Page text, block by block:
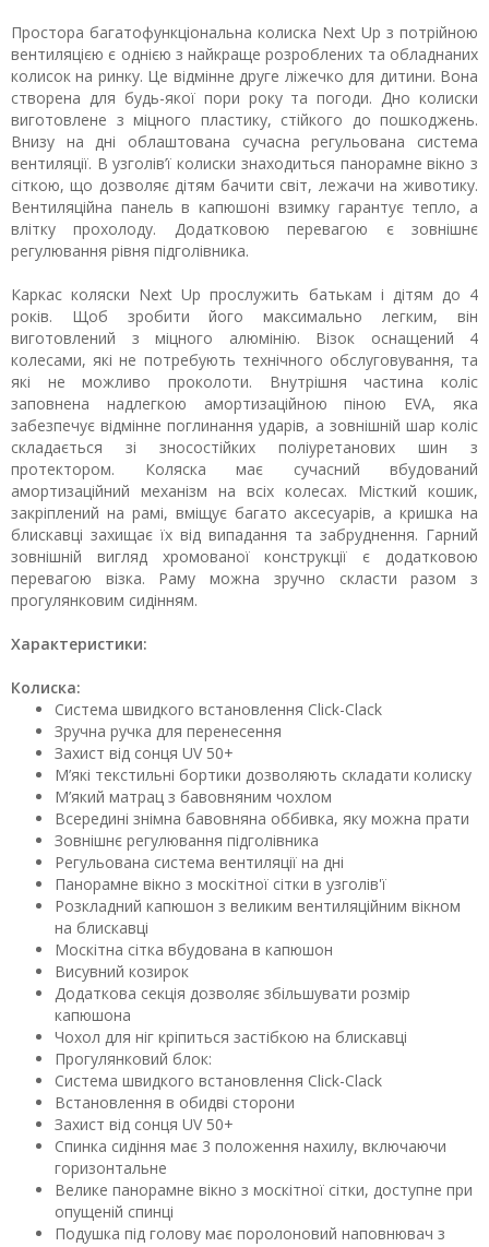
Простора багатофункціональна колиска Next Up з потрійною
вентиляцією є однією з найкраще розроблених та обладнаних
колисок на ринку. Це відмінне друге ліжечко для дитини. Вона
створена для будь-якої пори року та погоди. Дно колиски
виготовлене з міцного пластику, стійкого до пошкоджень.
Внизу на дні облаштована сучасна регульована система
вентиляції. В узголів’ї колиски знаходиться панорамне вікно з
сіткою, що дозволяє дітям бачити світ, лежачи на животику.
Вентиляційна панель в капюшоні взимку гарантує тепло, а
влітку прохолоду. Додатковою перевагою є зовнішнє
регулювання рівня підголівника.
Каркас коляски Next Up прослужить батькам і дітям до 4
років. Щоб зробити його максимально легким, він
виготовлений з міцного алюмінію. Візок оснащений 4
колесами, які не потребують технічного обслуговування, та
які не можливо проколоти. Внутрішня частина коліс
заповнена надлегкою амортизаційною піною EVA, яка
забезпечує відмінне поглинання ударів, а зовнішній шар коліс
складається зі зносостійких поліуретанових шин з
протектором. Коляска має сучасний вбудований
амортизаційний механізм на всіх колесах. Місткий кошик,
закріплений на рамі, вміщує багато аксесуарів, а кришка на
блискавці захищає їх від випадання та забруднення. Гарний
зовнішній вигляд хромованої конструкції є додатковою
перевагою візка. Раму можна зручно скласти разом з
прогулянковим сидінням.
Характеристики:
Колиска:
Система швидкого встановлення Click-Clack
Зручна ручка для перенесення
Захист від сонця UV 50+
М’які текстильні бортики дозволяють складати колиску
М’який матрац з бавовняним чохлом
Всередині знімна бавовняна оббивка, яку можна прати
Зовнішнє регулювання підголівника
Регульована система вентиляції на дні
Панорамне вікно з москітної сітки в узголів'ї
Розкладний капюшон з великим вентиляційним вікном
на блискавці
Москітна сітка вбудована в капюшон
Висувний козирок
Додаткова секція дозволяє збільшувати розмір
капюшона
Чохол для ніг кріпиться застібкою на блискавці
Прогулянковий блок:
Система швидкого встановлення Click-Clack
Встановлення в обидві сторони
Захист від сонця UV 50+
Спинка сидіння має 3 положення нахилу, включаючи
горизонтальне
Велике панорамне вікно з москітної сітки, доступне при
опущеній спинці
Подушка під голову має поролоновий наповнювач з